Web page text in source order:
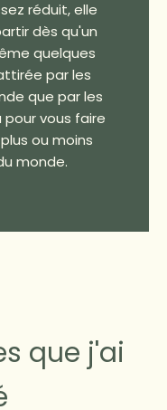
réduit, elle
dès qu'un
quelques
par les
que par les
vous faire
ou moins
monde.